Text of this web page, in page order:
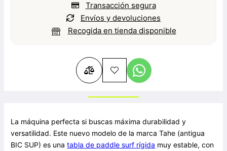
Transacción segura
Envíos y devoluciones
Recogida en tienda disponible
La máquina perfecta si buscas máxima durabilidad y
versatilidad. Este nuevo modelo de la marca Tahe (antigua
BIC SUP) es unatabla de paddle surf rígida muy estable, con